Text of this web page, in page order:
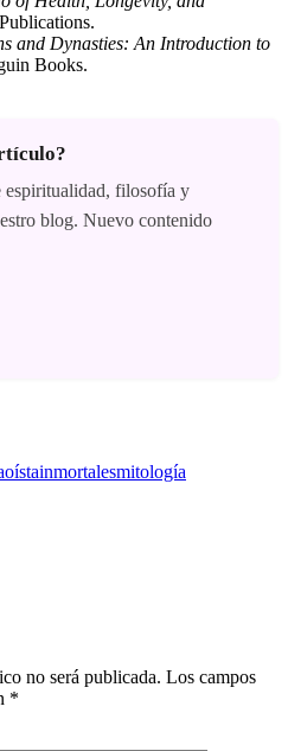
and Dynasties: An Introduction to
Books.
espiritualidad, filosofía y
blog. Nuevo contenido
inmortalesmitología
no será publicada. Los campos
*